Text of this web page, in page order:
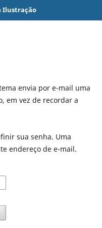
Ilustração
envia por e-mail uma
em vez de recordar a
sua senha. Uma
endereço de e-mail.